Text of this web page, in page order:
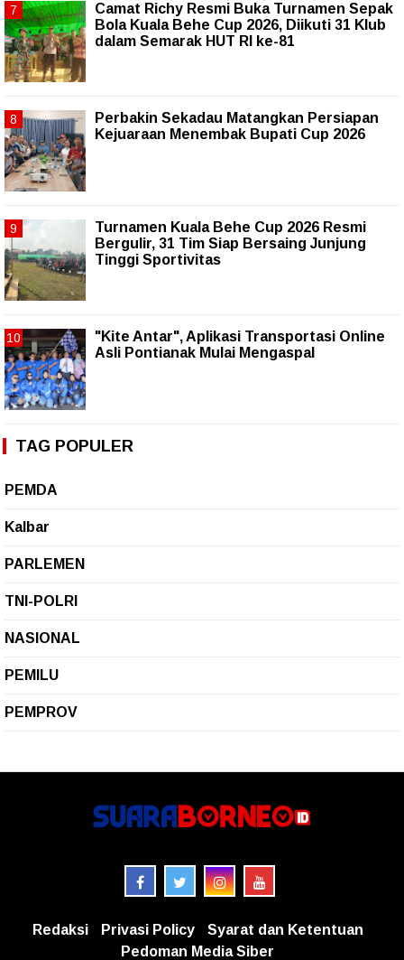
Camat Richy Resmi Buka Turnamen Sepak
Bola Kuala Behe Cup 2026, Diikuti 31 Klub
dalam Semarak HUT RI ke-81
Perbakin Sekadau Matangkan Persiapan
Kejuaraan Menembak Bupati Cup 2026
Turnamen Kuala Behe Cup 2026 Resmi
Bergulir, 31 Tim Siap Bersaing Junjung
Tinggi Sportivitas
"Kite Antar", Aplikasi Transportasi Online
Asli Pontianak Mulai Mengaspal
TAG POPULER
PEMDA
Kalbar
PARLEMEN
TNI-POLRI
NASIONAL
PEMILU
PEMPROV
Redaksi Privasi Policy
Syarat dan Ketentuan
Pedoman Media Siber